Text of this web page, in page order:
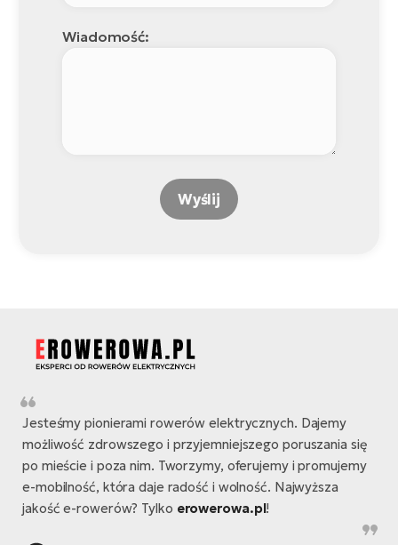
Wiadomość:
Wyślij
Jesteśmy pionierami rowerów elektrycznych. Dajemy
możliwość zdrowszego i przyjemniejszego poruszania się
po mieście i poza nim. Tworzymy, oferujemy i promujemy
e-mobilność, która daje radość i wolność. Najwyższa
jakość e-rowerów? Tylko erowerowa.pl!